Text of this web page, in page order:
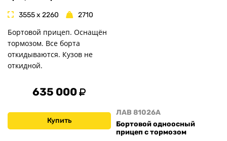
3555 x 2260 2710
Бортовой прицеп. Оснащён
тормозом. Все борта
откидываются. Кузов не
откидной.
635 000
Купить
ЛАВ 81026A
Бортовой одноосный
прицеп с тормозом